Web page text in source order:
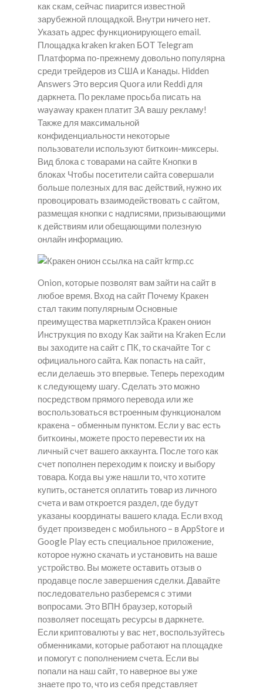
как скам, сейчас пиарится известной
зарубежной площадкой. Внутри ничего нет.
Указать адрес функционирующего email.
Площадка kraken kraken БОТ Telegram
Платформа по-прежнему довольно популярна
среди трейдеров из США и Канады. Hidden
Answers Это версия Quora или Reddi для
даркнета. По рекламе просьба писать на
wayaway кракен платит ЗА вашу рекламу!
Также для максимальной
конфиденциальности некоторые
пользователи используют биткоин-миксеры.
Вид блока с товарами на сайте Кнопки в
блоках Чтобы посетители сайта совершали
больше полезных для вас действий, нужно их
провоцировать взаимодействовать с сайтом,
размещая кнопки с надписями, призывающими
к действиям или обещающими полезную
онлайн информацию.
Onion, которые позволят вам зайти на сайт в
любое время. Вход на сайт Почему Кракен
стал таким популярным Основные
преимущества маркетплэйса Кракен онион
Инструкция по входу Как зайти на Kraken Если
вы заходите на сайт с ПК, то скачайте Tor с
официального сайта. Как попасть на сайт,
если делаешь это впервые. Теперь переходим
к следующему шагу. Сделать это можно
посредством прямого перевода или же
воспользоваться встроенным функционалом
кракена – обменным пунктом. Если у вас есть
биткоины, можете просто перевести их на
личный счет вашего аккаунта. После того как
счет пополнен переходим к поиску и выбору
товара. Когда вы уже нашли то, что хотите
купить, останется оплатить товар из личного
счета и вам откроется раздел, где будут
указаны координаты вашего клада. Если вход
будет произведен с мобильного – в AppStore и
Google Play есть специальное приложение,
которое нужно скачать и установить на ваше
устройство. Вы можете оставить отзыв о
продавце после завершения сделки. Давайте
последовательно разберемся с этими
вопросами. Это ВПН браузер, который
позволяет посещать ресурсы в даркнете.
Если криптовалюты у вас нет, воспользуйтесь
обменниками, которые работают на площадке
и помогут с пополнением счета. Если вы
попали на наш сайт, то наверное вы уже
знаете про то, что из себя представляет